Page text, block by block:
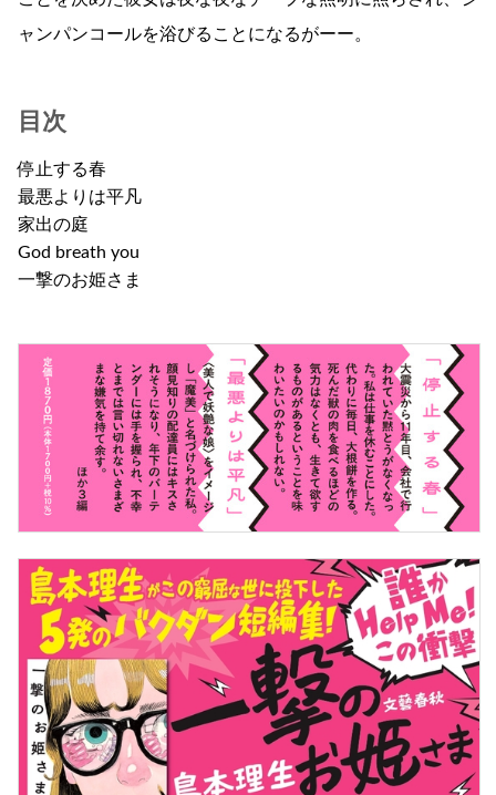
ャンパンコールを浴びることになるがーー。
目次
停止する春
最悪よりは平凡
家出の庭
God breath you
一撃のお姫さま